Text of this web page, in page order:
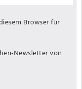
Browser für
Newsletter von